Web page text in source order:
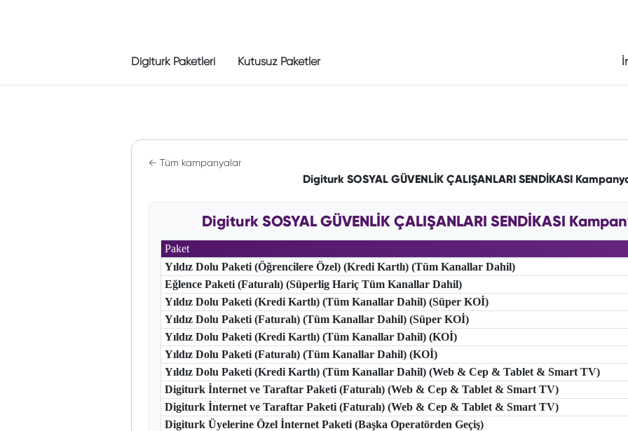
Digiturk Paketleri Kutusuz Paketler
← Tüm kampanyalar
Digiturk SOSYAL GÜVENLİK ÇALIŞANLARI SENDİKASI
Digiturk SOSYAL GÜVENLİK ÇALIŞANLARI SENDİKASI
Paket
Yıldız Dolu Paketi (Öğrencilere Özel) (Kredi Kartlı) (Tüm Kanallar Dahil)
Eğlence Paketi (Faturalı) (Süperlig Hariç Tüm Kanallar Dahil)
Yıldız Dolu Paketi (Kredi Kartlı) (Tüm Kanallar Dahil) (Süper KOİ)
Yıldız Dolu Paketi (Faturalı) (Tüm Kanallar Dahil) (Süper KOİ)
Yıldız Dolu Paketi (Kredi Kartlı) (Tüm Kanallar Dahil) (KOİ)
Yıldız Dolu Paketi (Faturalı) (Tüm Kanallar Dahil) (KOİ)
Yıldız Dolu Paketi (Kredi Kartlı) (Tüm Kanallar Dahil) (Web & Cep & Tablet & Smart TV)
Digiturk İnternet ve Taraftar Paketi (Faturalı) (Web & Cep & Tablet & Smart TV)
Digiturk İnternet ve Taraftar Paketi (Faturalı) (Web & Cep & Tablet & Smart TV)
Digiturk Üyelerine Özel İnternet Paketi (Başka Operatörden Geçiş)